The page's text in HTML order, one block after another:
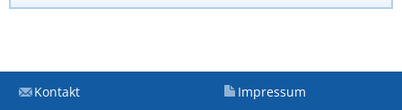
Kontakt Impressum